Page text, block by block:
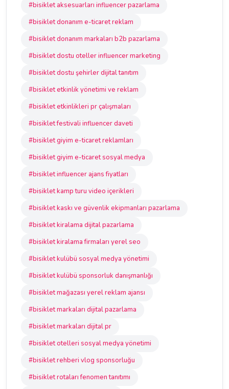
#bisiklet aksesuarları influencer pazarlama
#bisiklet donanım e-ticaret reklam
#bisiklet donanım markaları b2b pazarlama
#bisiklet dostu oteller influencer marketing
#bisiklet dostu şehirler dijital tanıtım
#bisiklet etkinlik yönetimi ve reklam
#bisiklet etkinlikleri pr çalışmaları
#bisiklet festivali influencer daveti
#bisiklet giyim e-ticaret reklamları
#bisiklet giyim e-ticaret sosyal medya
#bisiklet influencer ajans fiyatları
#bisiklet kamp turu video içerikleri
#bisiklet kaskı ve güvenlik ekipmanları pazarlama
#bisiklet kiralama dijital pazarlama
#bisiklet kiralama firmaları yerel seo
#bisiklet kulübü sosyal medya yönetimi
#bisiklet kulübü sponsorluk danışmanlığı
#bisiklet mağazası yerel reklam ajansı
#bisiklet markaları dijital pazarlama
#bisiklet markaları dijital pr
#bisiklet otelleri sosyal medya yönetimi
#bisiklet rehberi vlog sponsorluğu
#bisiklet rotaları fenomen tanıtımı